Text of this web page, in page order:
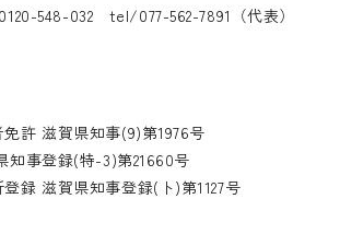
548-032 tel/077-562-7891（代表）
ム
許 滋賀県知事(9)第1976号
知事登録(特-3)第21660号
録 滋賀県知事登録(ト)第1127号